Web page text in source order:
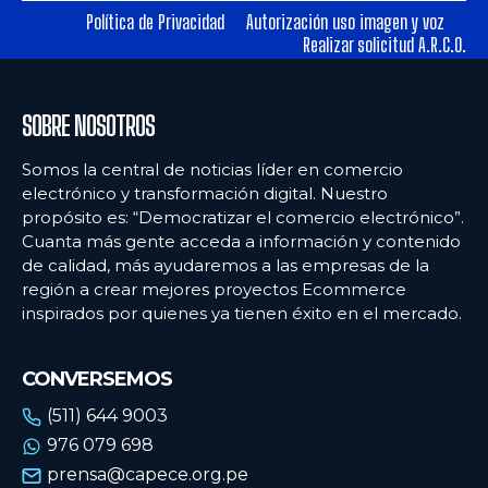
Ecommercenews
ARGENTINA
BOLIVIA
CHILE
COLOMBIA
ECUADOR
URUGUAY
VENEZUELA
Ecommercenews
ARGENTINA
BOLIVIA
CHILE
COLOMBIA
ECUADOR
URUGUAY
VENEZUELA
Política de Privacidad
Autorización uso imagen y voz
Realizar solicitud A.R.C.O.
SOBRE NOSOTROS
Somos la central de noticias líder en comercio
electrónico y transformación digital. Nuestro
propósito es: “Democratizar el comercio electrónico”.
Cuanta más gente acceda a información y contenido
de calidad, más ayudaremos a las empresas de la
región a crear mejores proyectos Ecommerce
inspirados por quienes ya tienen éxito en el mercado.
CONVERSEMOS
(511) 644 9003
976 079 698
prensa@capece.org.pe